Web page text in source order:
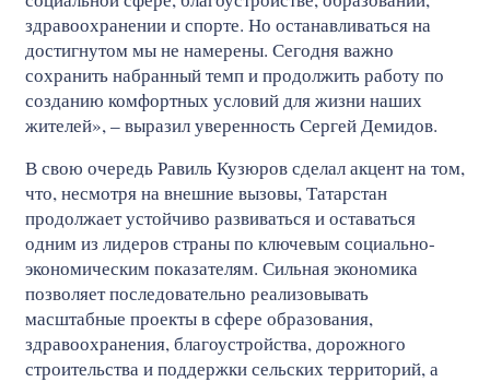
здравоохранении и спорте. Но останавливаться на
достигнутом мы не намерены. Сегодня важно
сохранить набранный темп и продолжить работу по
созданию комфортных условий для жизни наших
жителей», – выразил уверенность Сергей Демидов.
В свою очередь Равиль Кузюров сделал акцент на том,
что, несмотря на внешние вызовы, Татарстан
продолжает устойчиво развиваться и оставаться
одним из лидеров страны по ключевым социально-
экономическим показателям. Сильная экономика
позволяет последовательно реализовывать
масштабные проекты в сфере образования,
здравоохранения, благоустройства, дорожного
строительства и поддержки сельских территорий, а